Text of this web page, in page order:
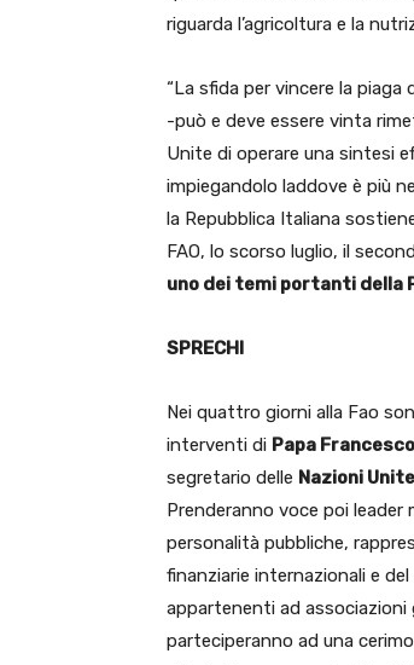
riguarda l’agricoltura e la
“La sfida per vincere la piaga
-può e deve essere vinta
Unite di operare una sintesi
impiegandolo laddove è più
la Repubblica Italiana
FAO, lo scorso luglio, il
uno dei temi portanti della
SPRECHI
Nei quattro giorni alla Fao
interventi di Papa
segretario delle Nazioni
Prenderanno voce poi leader
personalità pubbliche,
finanziarie internazionali e
appartenenti ad associazioni
parteciperanno ad una